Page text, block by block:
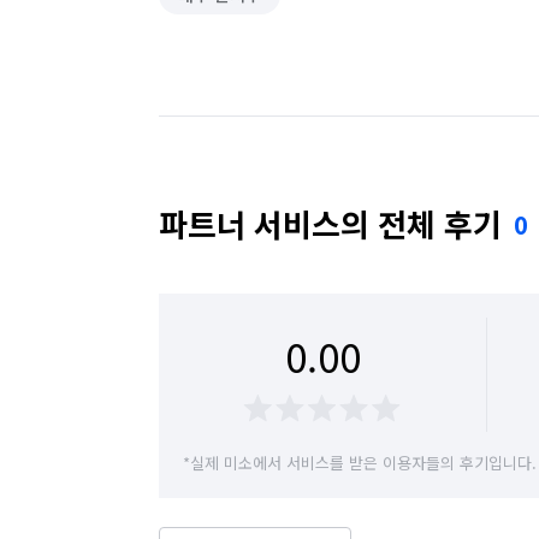
파트너 서비스의 전체 후기 0
0.00
*실제 미소에서 서비스를 받은 이용자들의 후기입니다.